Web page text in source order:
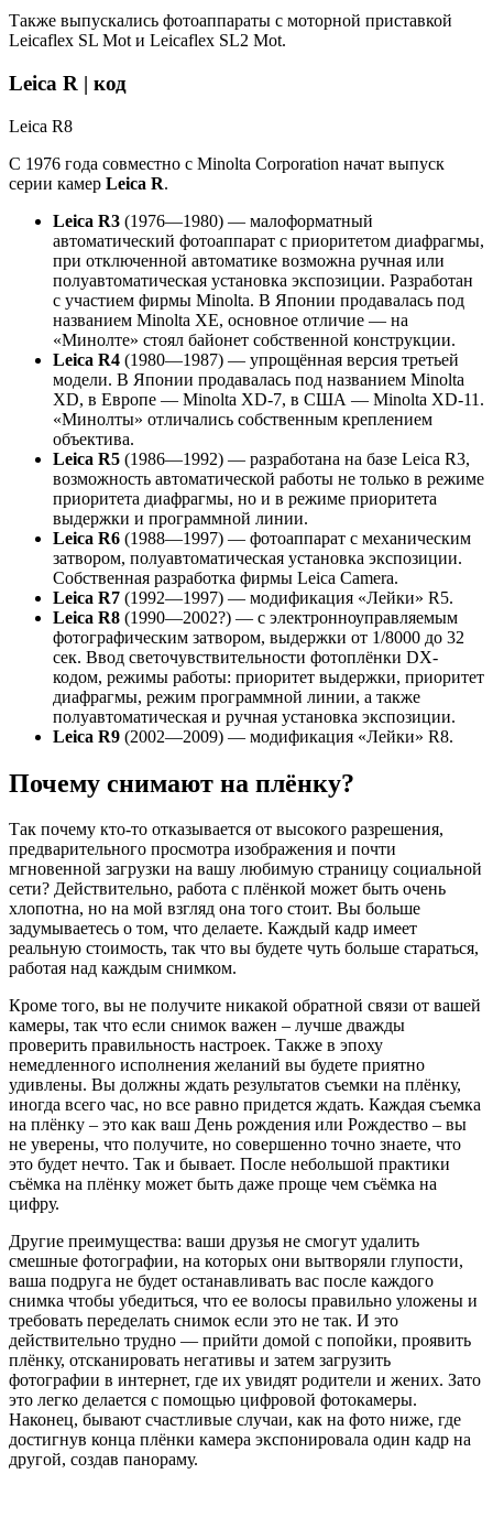
Также выпускались фотоаппараты с моторной приставкой
Leicaflex SL Mot и Leicaflex SL2 Mot.
Leica R | код
Leica R8
С 1976 года совместно с Minolta Corporation начат выпуск
серии камер Leica R.
Leica R3 (1976—1980) — малоформатный
автоматический фотоаппарат с приоритетом диафрагмы,
при отключенной автоматике возможна ручная или
полуавтоматическая установка экспозиции. Разработан
с участием фирмы Minolta. В Японии продавалась под
названием Minolta XE, основное отличие — на
«Минолте» стоял байонет собственной конструкции.
Leica R4 (1980—1987) — упрощённая версия третьей
модели. В Японии продавалась под названием Minolta
XD, в Европе — Minolta XD-7, в США — Minolta XD-11.
«Минолты» отличались собственным креплением
объектива.
Leica R5 (1986—1992) — разработана на базе Leica R3,
возможность автоматической работы не только в режиме
приоритета диафрагмы, но и в режиме приоритета
выдержки и программной линии.
Leica R6 (1988—1997) — фотоаппарат с механическим
затвором, полуавтоматическая установка экспозиции.
Собственная разработка фирмы Leica Camera.
Leica R7 (1992—1997) — модификация «Лейки» R5.
Leica R8 (1990—2002?) — с электронноуправляемым
фотографическим затвором, выдержки от 1/8000 до 32
сек. Ввод светочувствительности фотоплёнки DX-
кодом, режимы работы: приоритет выдержки, приоритет
диафрагмы, режим программной линии, а также
полуавтоматическая и ручная установка экспозиции.
Leica R9 (2002—2009) — модификация «Лейки» R8.
Почему снимают на плёнку?
Так почему кто-то отказывается от высокого разрешения,
предварительного просмотра изображения и почти
мгновенной загрузки на вашу любимую страницу социальной
сети? Действительно, работа с плёнкой может быть очень
хлопотна, но на мой взгляд она того стоит. Вы больше
задумываетесь о том, что делаете. Каждый кадр имеет
реальную стоимость, так что вы будете чуть больше стараться,
работая над каждым снимком.
Кроме того, вы не получите никакой обратной связи от вашей
камеры, так что если снимок важен – лучше дважды
проверить правильность настроек. Также в эпоху
немедленного исполнения желаний вы будете приятно
удивлены. Вы должны ждать результатов съемки на плёнку,
иногда всего час, но все равно придется ждать. Каждая съемка
на плёнку – это как ваш День рождения или Рождество – вы
не уверены, что получите, но совершенно точно знаете, что
это будет нечто. Так и бывает. После небольшой практики
съёмка на плёнку может быть даже проще чем съёмка на
цифру.
Другие преимущества: ваши друзья не смогут удалить
смешные фотографии, на которых они вытворяли глупости,
ваша подруга не будет останавливать вас после каждого
снимка чтобы убедиться, что ее волосы правильно уложены и
требовать переделать снимок если это не так. И это
действительно трудно — прийти домой с попойки, проявить
плёнку, отсканировать негативы и затем загрузить
фотографии в интернет, где их увидят родители и жених. Зато
это легко делается с помощью цифровой фотокамеры.
Наконец, бывают счастливые случаи, как на фото ниже, где
достигнув конца плёнки камера экспонировала один кадр на
другой, создав панораму.